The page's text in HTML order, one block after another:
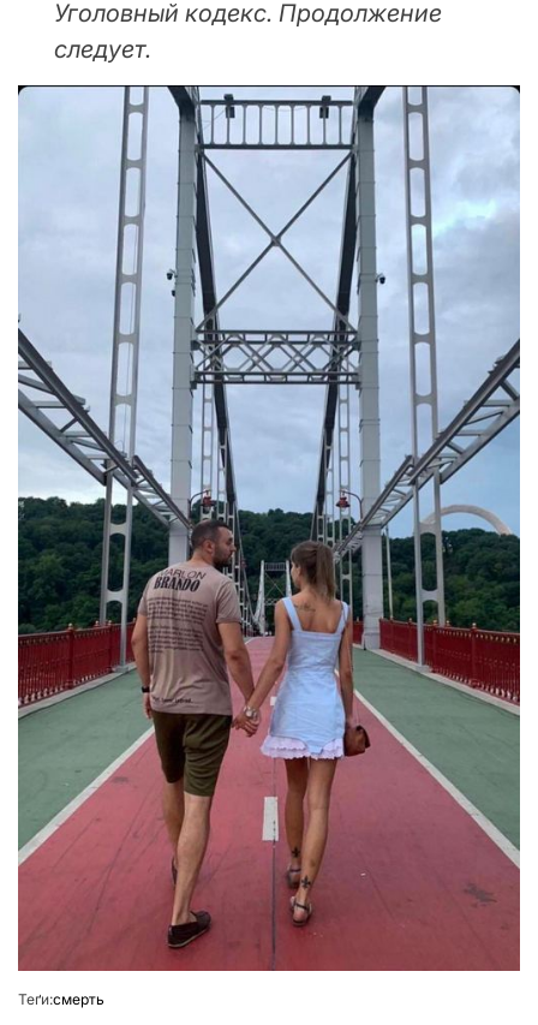
Уголовный кодекс. Продолжение
следует.
Теґи:смерть